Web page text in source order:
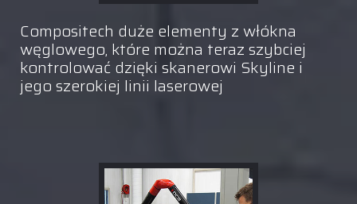
Compositech duże elementy z włókna
węglowego, które można teraz szybciej
kontrolować dzięki skanerowi Skyline i
jego szerokiej linii laserowej